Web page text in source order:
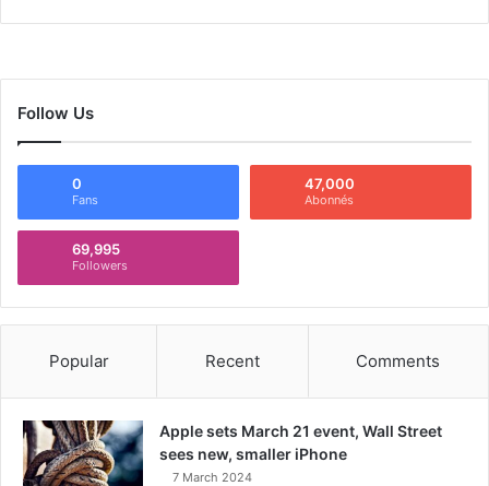
Follow Us
0
Fans
47,000
Abonnés
69,995
Followers
Popular Recent Comments
Apple sets March 21 event, Wall Street
sees new, smaller iPhone
7 March 2024